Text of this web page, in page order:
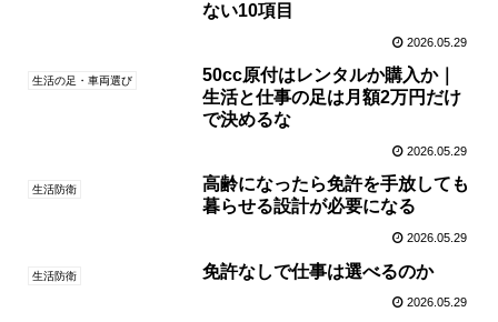
ない10項目
2026.05.29
生活の足・車両選び
50cc原付はレンタルか購入か｜
生活と仕事の足は月額2万円だけ
で決めるな
2026.05.29
生活防衛
高齢になったら免許を手放しても
暮らせる設計が必要になる
2026.05.29
生活防衛 免許なしで仕事は選べるのか
2026.05.29